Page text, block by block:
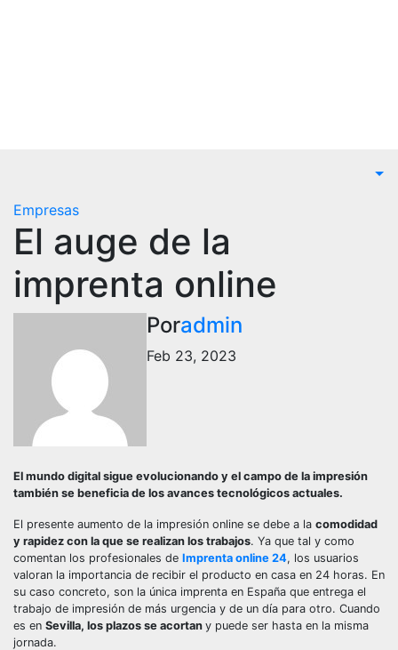
Empresas
El auge de la
imprenta online
Poradmin
Feb 23, 2023
El mundo digital sigue evolucionando y el campo de la impresión
también se beneficia de los avances tecnológicos actuales.
El presente aumento de la impresión online se debe a la comodidad
y rapidez con la que se realizan los trabajos. Ya que tal y como
comentan los profesionales de Imprenta online 24, los usuarios
valoran la importancia de recibir el producto en casa en 24 horas. En
su caso concreto, son la única imprenta en España que entrega el
trabajo de impresión de más urgencia y de un día para otro. Cuando
es en Sevilla, los plazos se acortan y puede ser hasta en la misma
jornada.